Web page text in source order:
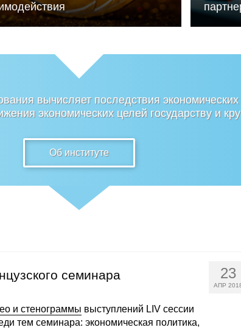
вычисляет последствия
экономических целей государству и
Об институте
23
АПР
семинара
и стенограммы выступлений LIV сессии
тем семинара: экономическая политика,